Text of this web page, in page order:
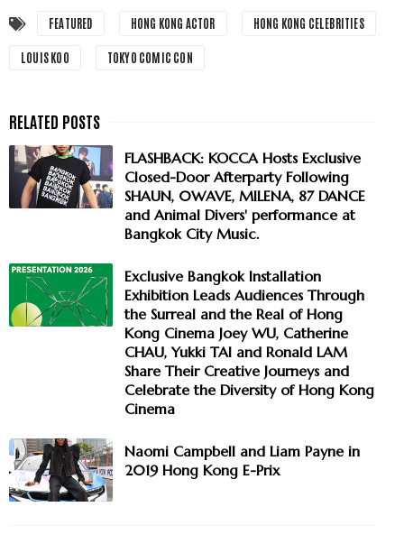
FEATURED HONG KONG ACTOR HONG KONG CELEBRITIES
LOUIS KOO TOKYO COMIC CON
FLASHBACK: KOCCA Hosts Exclusive
Closed-Door Afterparty Following
SHAUN, 0WAVE, MILENA, 87 DANCE
and Animal Divers' performance at
Bangkok City Music.
Exclusive Bangkok Installation
Exhibition Leads Audiences Through
the Surreal and the Real of Hong
Kong Cinema Joey WU, Catherine
CHAU, Yukki TAI and Ronald LAM
Share Their Creative Journeys and
Celebrate the Diversity of Hong Kong
Cinema
Naomi Campbell and Liam Payne in
2019 Hong Kong E-Prix